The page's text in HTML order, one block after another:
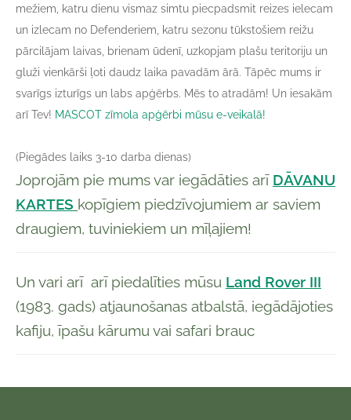
mežiem, katru dienu vismaz simtu piecpadsmit reizes ielecam
un izlecam no Defenderiem, katru sezonu tūkstošiem reižu
pārcilājam laivas, brienam ūdenī, uzkopjam plašu teritoriju un
gluži vienkārši ļoti daudz laika pavadām ārā. Tāpēc mums ir
svarīgs izturīgs un labs apģērbs. Mēs to atradām! Un iesakām
arī Tev! MASCOT zīmola apģērbi mūsu e-veikalā!
(Piegādes laiks 3-10 darba dienas)
Joprojām pie mums var iegādāties arī DĀVANU
KARTES kopīgiem piedzīvojumiem ar saviem
draugiem, tuviniekiem un mīļajiem!
Un vari arī arī piedalīties mūsu Land Rover III
(1983. gads) atjaunošanas atbalstā, iegādājoties
kafiju, īpašu kārumu vai safari brauc